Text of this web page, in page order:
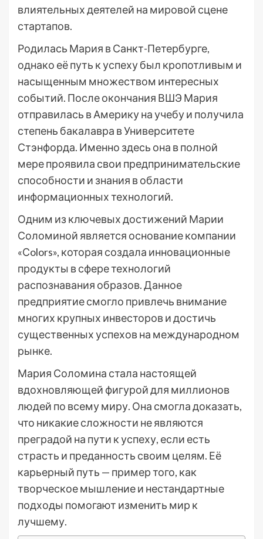
влиятельных деятелей на мировой сцене
стартапов.
Родилась Мария в Санкт-Петербурге,
однако её путь к успеху был кропотливым и
насыщенным множеством интересных
событий. После окончания ВШЭ Мария
отправилась в Америку на учебу и получила
степень бакалавра в Университете
Стэнфорда. Именно здесь она в полной
мере проявила свои предпринимательские
способности и знания в области
информационных технологий.
Одним из ключевых достижений Марии
Соломиной является основание компании
«Сolors», которая создала инновационные
продукты в сфере технологий
распознавания образов. Данное
предприятие смогло привлечь внимание
многих крупных инвесторов и достичь
существенных успехов на международном
рынке.
Мария Соломина стала настоящей
вдохновляющей фигурой для миллионов
людей по всему миру. Она смогла доказать,
что никакие сложности не являются
преградой на пути к успеху, если есть
страсть и преданность своим целям. Её
карьерный путь — пример того, как
творческое мышление и нестандартные
подходы помогают изменить мир к
лучшему.